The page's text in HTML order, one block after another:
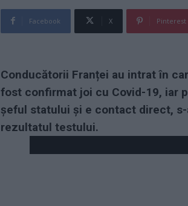
Facebook X Pinterest
Conducătorii Franței au intrat în
fost confirmat joi cu Covid-19, iar
șeful statului și e contact direct,
rezultatul testului.